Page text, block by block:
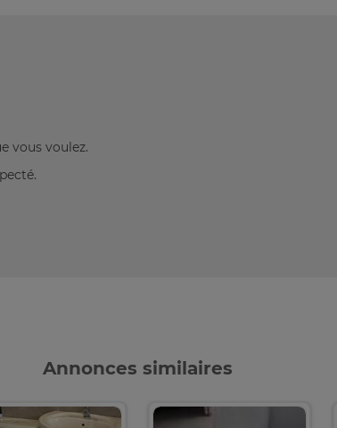
vous voulez.
Annonces similaires